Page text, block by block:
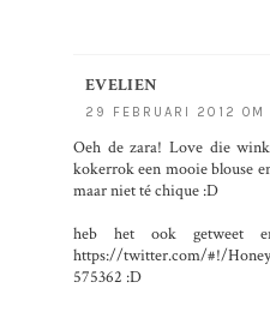
EVELIEN
29 FEBRUARI 2012 OM
Oeh de zara! Love die
kokerrok een mooie blouse
maar niet té chique :D
heb het ook getweet
https://twitter.com/#!/
575362 :D